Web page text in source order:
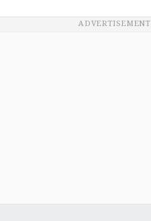
ADVERTISEMENT